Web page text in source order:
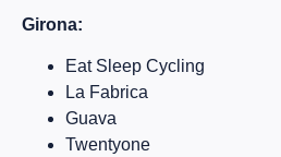
Girona:
Eat Sleep Cycling
La Fabrica
Guava
Twentyone